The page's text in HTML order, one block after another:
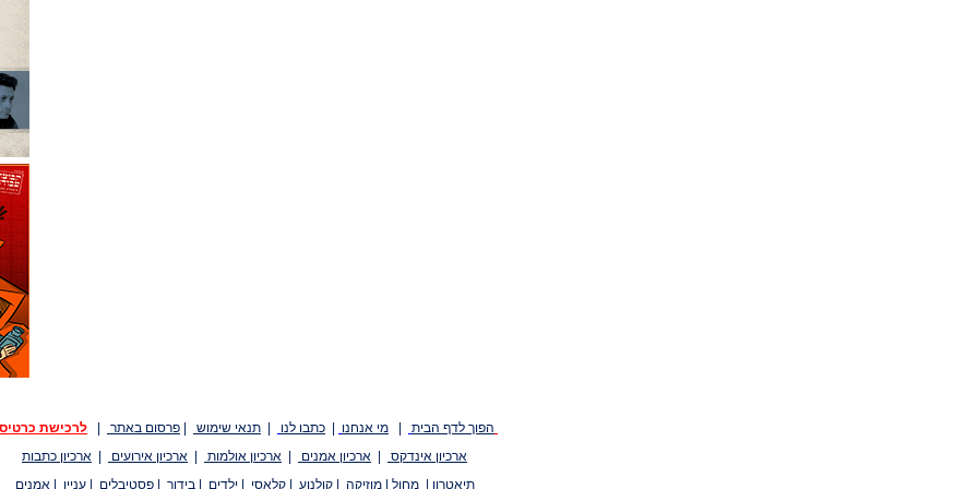
הפוך לדף הבית מי אנחנו כתבו לנו תנאי שימוש פרסום באתר
לרכישת
ארכיון אינדקס
ארכיון אמנים ארכיון אולמות ארכיון אירועים
ארכיון כתבות
תיאטרון
|מחול |מוזיקה |קולנוע |קלאסי ילדים |בידור |פסטיבלים |עניין |אמנים